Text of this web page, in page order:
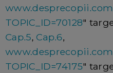
TOPIC_ID=70128"
Cap.5,Cap.6,
TOPIC_ID=74175"